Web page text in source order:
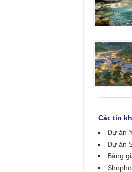
Các tin
Dự án
Dự án
Bảng